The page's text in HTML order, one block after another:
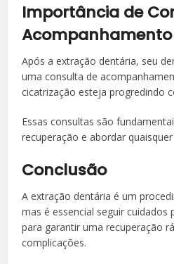
Importância de
Acompanhamento
Após a extração dentária, seu
uma consulta de
cicatrização esteja progredindo
Essas consultas são
recuperação e abordar
Conclusão
A extração dentária é um
mas é essencial seguir cuidados
para garantir uma recuperação
complicações.